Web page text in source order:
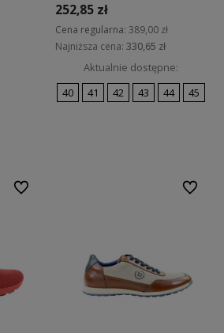
252,85 zł
Cena regularna: 389,00 zł
Najniższa cena: 330,65 zł
Aktualnie dostępne:
40
41 42 43 44 45
Do ulubionych Do